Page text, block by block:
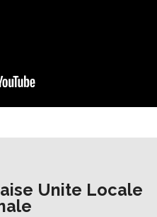
Unite Locale